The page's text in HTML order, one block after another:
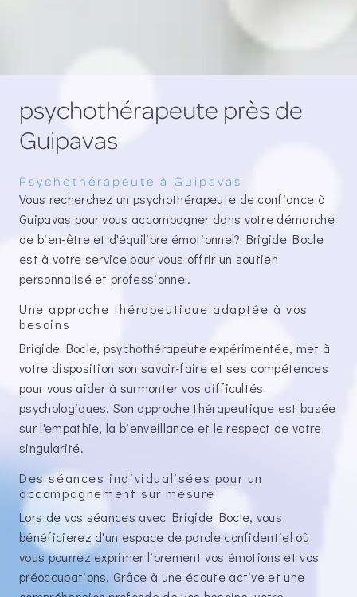
psychothérapeute près de
Guipavas
Psychothérapeute à Guipavas
Vous recherchez un psychothérapeute de confiance à
Guipavas pour vous accompagner dans votre démarche
de bien-être et d'équilibre émotionnel? Brigide Bocle
est à votre service pour vous offrir un soutien
personnalisé et professionnel.
Une approche thérapeutique adaptée à vos
besoins
Brigide Bocle, psychothérapeute expérimentée, met à
votre disposition son savoir-faire et ses compétences
pour vous aider à surmonter vos difficultés
psychologiques. Son approche thérapeutique est basée
sur l'empathie, la bienveillance et le respect de votre
singularité.
Des séances individualisées pour un
accompagnement sur mesure
Lors de vos séances avec Brigide Bocle, vous
bénéficierez d'un espace de parole confidentiel où
vous pourrez exprimer librement vos émotions et vos
préoccupations. Grâce à une écoute active et une